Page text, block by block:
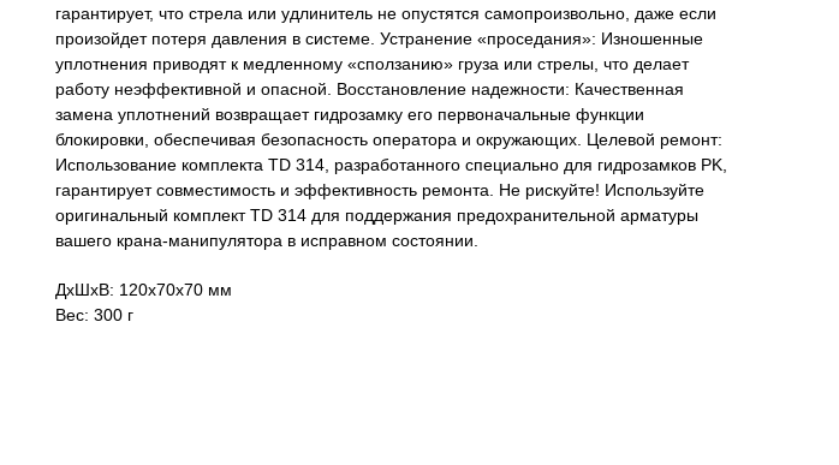
гарантирует, что стрела или удлинитель не опустятся самопроизвольно, даже если
произойдет потеря давления в системе. Устранение «проседания»: Изношенные
уплотнения приводят к медленному «сползанию» груза или стрелы, что делает
работу неэффективной и опасной. Восстановление надежности: Качественная
замена уплотнений возвращает гидрозамку его первоначальные функции
блокировки, обеспечивая безопасность оператора и окружающих. Целевой ремонт:
Использование комплекта TD 314, разработанного специально для гидрозамков PK,
гарантирует совместимость и эффективность ремонта. Не рискуйте! Используйте
оригинальный комплект TD 314 для поддержания предохранительной арматуры
вашего крана-манипулятора в исправном состоянии.
ДxШxВ: 120x70x70 мм
Вес: 300 г